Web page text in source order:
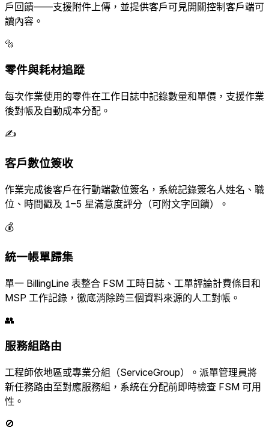
戶回饋——支援附件上傳，並提供客戶可見開關控制客戶端可
讀內容。
🔩
零件與耗材追蹤
每次作業使用的零件在工作日誌中記錄數量和單價，支援作業
後對帳及自動成本分配。
✍️
客戶數位簽收
作業完成後客戶在行動端數位簽名，系統記錄簽名人姓名、職
位、時間戳及 1–5 星滿意度評分（可附文字回饋）。
💰
統一帳單歸集
單一 BillingLine 表整合 FSM 工時日誌、工單評論計費條目和
MSP 工作記錄，徹底消除跨三個資料來源的人工對帳。
👥
服務組路由
工程師依地區或專業分組（ServiceGroup）。派單管理員將
新任務路由至對應服務組，系統在分配前即時檢查 FSM 可用
性。
🚫